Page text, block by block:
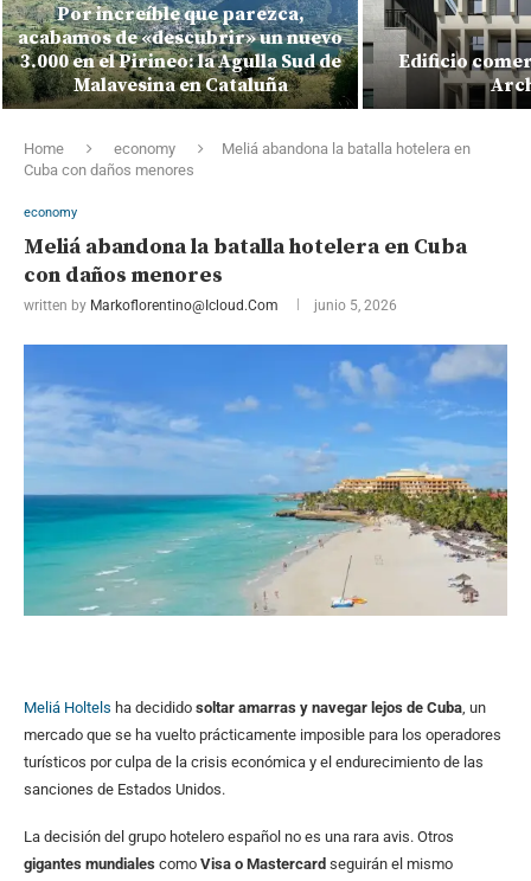
Por increíble que parezca,
acabamos de «descubrir» un nuevo
3.000 en el Pirineo: la Agulla Sud de
Malavesina en Cataluña
Edificio
Home economy
Meliá abandona la batalla hotelera en
Cuba con daños menores
economy
Meliá abandona la batalla hotelera en Cuba
con daños menores
written by Markoflorentino@icloud.com junio 5, 2026
Meliá Holtels ha decidido soltar amarras y navegar lejos de Cuba, un
mercado que se ha vuelto prácticamente imposible para los operadores
turísticos por culpa de la crisis económica y el endurecimiento de las
sanciones de Estados Unidos.
La decisión del grupo hotelero español no es una rara avis. Otros
gigantes mundiales como Visa o Mastercard seguirán el mismo